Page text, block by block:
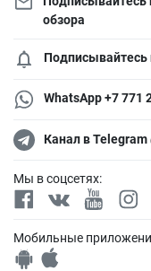
обзора
WhatsApp +7 771
Канал в
Мы в соцсетях:
Мобильные